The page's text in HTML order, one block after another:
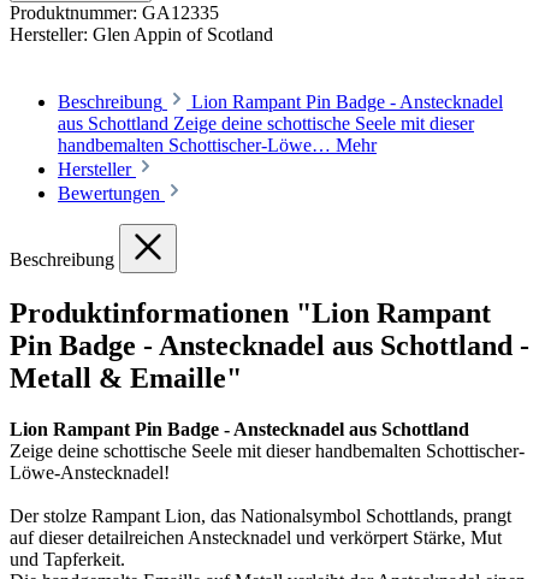
Produktnummer: GA12335
Hersteller: Glen Appin of Scotland
Beschreibung
Lion Rampant Pin Badge - Anstecknadel
aus Schottland Zeige deine schottische Seele mit dieser
handbemalten Schottischer-Löwe… Mehr
Hersteller
Bewertungen
Beschreibung
Produktinformationen "Lion Rampant
Pin Badge - Anstecknadel aus Schottland -
Metall & Emaille"
Lion Rampant Pin Badge - Anstecknadel aus Schottland
Zeige deine schottische Seele mit dieser handbemalten Schottischer-
Löwe-Anstecknadel!
Der stolze Rampant Lion, das Nationalsymbol Schottlands, prangt
auf dieser detailreichen Anstecknadel und verkörpert Stärke, Mut
und Tapferkeit.